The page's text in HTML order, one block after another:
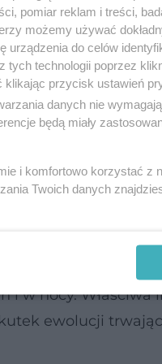
rytmiczny,
się pokusie
odczuwać
przychodni Strefa
jest
rytmiczny,
i w nocy. Właściwa
ewolucji
pomiar reklam i treści,
możemy używać
do celów
technologii poprzez
przycisk ustawień
danych nie
będą miały
i komfortowo korzystać z
Twoich danych